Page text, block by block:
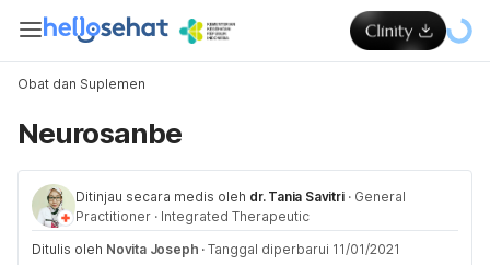
Obat dan Suplemen
Neurosanbe
Ditinjau secara medis oleh dr. Tania Savitri · General
Practitioner · Integrated Therapeutic
Ditulis oleh Novita Joseph · Tanggal diperbarui 11/01/2021